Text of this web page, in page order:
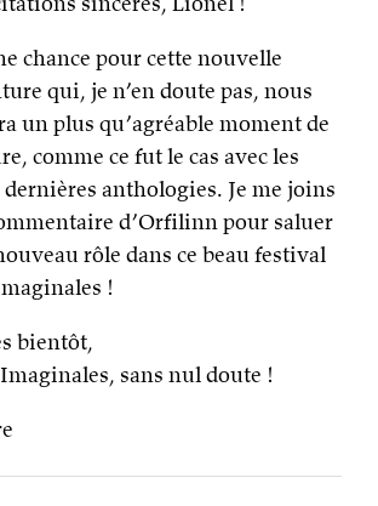
chance pour cette nouvelle
qui, je n’en doute pas, nous
un plus qu’agréable moment de
comme ce fut le cas avec les
anthologies. Je me joins
d’Orfilinn pour saluer
rôle dans ce beau festival
!
bientôt,
sans nul doute !